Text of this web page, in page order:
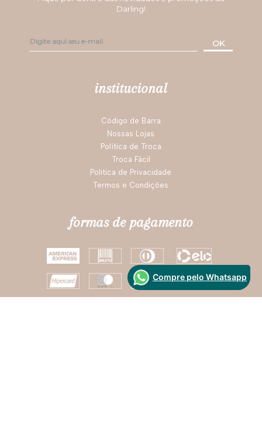
Darling!
OK
institucional
Código de Barra
Nossas Lojas
Política de Troca
Troca Fácil
Politica de Privacidade
Termos e Condições
formas de pagamento
Compre pelo Whatsapp